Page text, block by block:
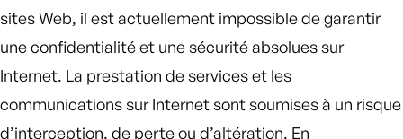
sites Web, il est actuellement impossible de garantir
une confidentialité et une sécurité absolues sur
Internet. La prestation de services et les
communications sur Internet sont soumises à un risque
d’interception, de perte ou d’altération. En